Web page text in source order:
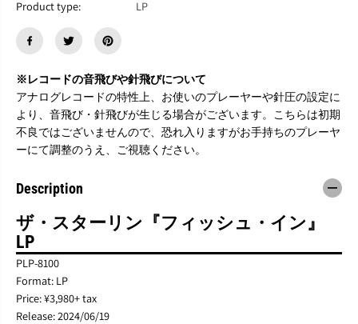
S
L
N
『
F
i
s
h
n
L
P
A
L
N
『
F
i
s
h
L
Product type:
LP
※レコードの音飛びや針飛びについて
アナログレコードの特性上、お使いのプレーヤーや針圧の設定に
より、音飛び・針飛びが生じる場合がございます。こちらは初期
不良ではございませんので、恐れ入りますがお手持ちのプレーヤ
ーにて調整のうえ、ご視聴ください。
Description
ザ・スターリン『フィッシュ・イン』
LP
PLP-8100
Format: LP
Price: ¥3,980+ tax
Release: 2024/06/19